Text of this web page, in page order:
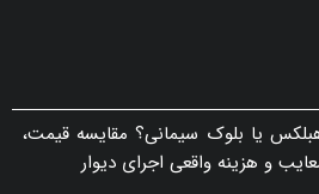
یا بلوک سیمانی؟ مقایسه قیمت،
و هزینه واقعی اجرای دیوار